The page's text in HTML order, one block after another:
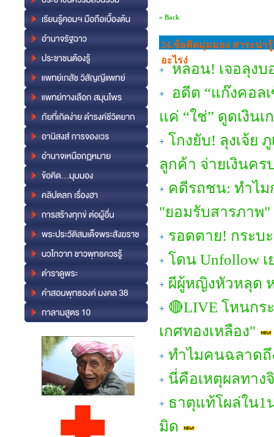
« Back
24.ข้อคิดมุมมอง สาระน่ารู้
อะไรง่
หลอน! เจอลุงบ
อดีต “แก๊งคอล
แค่ “ใช่” ดูดเงิน
โกงยับ! ลุงเจ้ย
ลูกค้า จ่ายเงินคร
คดีรถชน: ทำไม
"ยอมรับสารภาพ
รอดตาย! กระบ
โดน Unfollow
ผีผู้หญิงหัวหลุด
🔴LIVE โหนกร
เกศทองเหลือง"
ทำไมคนฉลาดถึ
นี่คือเหตุผลทาง
ธาตุแท้โผล่ใน1
มิด